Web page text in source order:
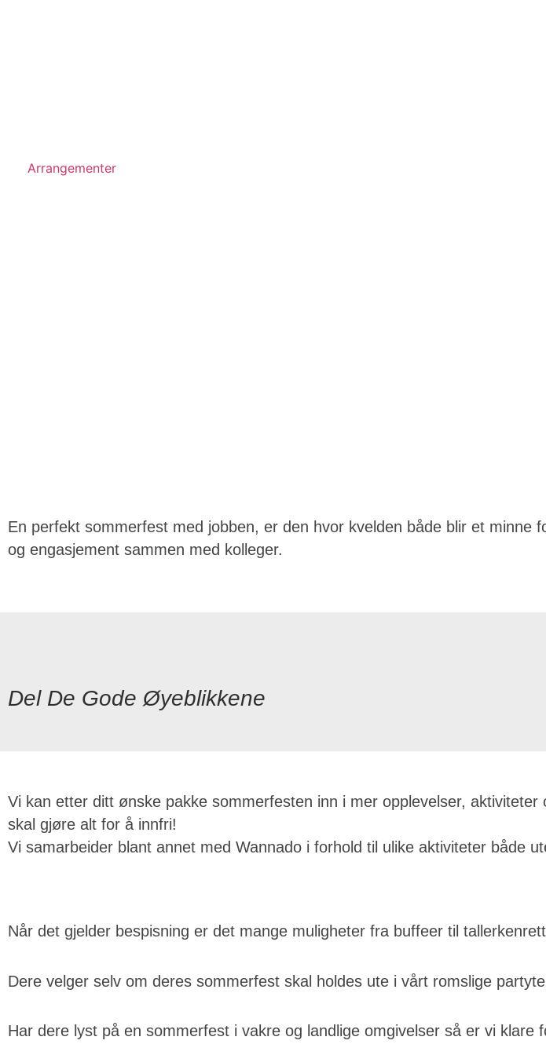
Arrangementer
En perfekt sommerfest med jobben, er den hvor kvelden både blir et minne
og engasjement sammen med kolleger.
Del De Gode Øyeblikkene
Vi kan etter ditt ønske pakke sommerfesten inn i mer opplevelser,
skal gjøre alt for å innfri!
Vi samarbeider blant annet med Wannado i forhold til ulike aktiviteter både
Når det gjelder bespisning er det mange muligheter fra buffeer til
Dere velger selv om deres sommerfest skal holdes ute i vårt romslige
Har dere lyst på en sommerfest i vakre og landlige omgivelser så er vi klare